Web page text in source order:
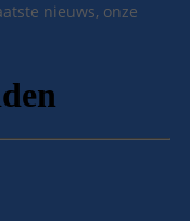
nieuws, onze